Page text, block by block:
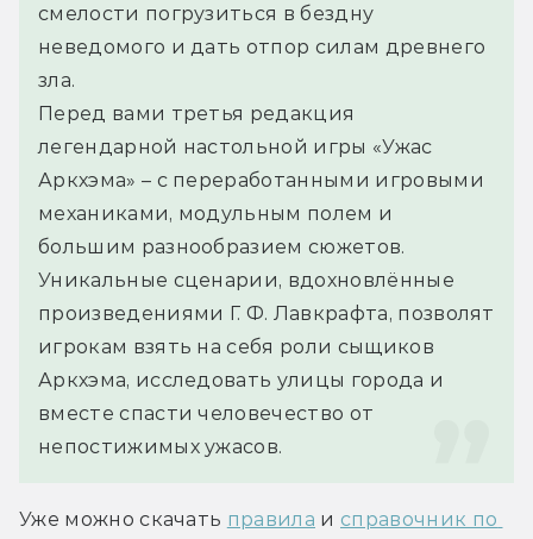
смелости погрузиться в бездну
неведомого и дать отпор силам древнего
зла.
Перед вами третья редакция
легендарной настольной игры «Ужас
Аркхэма» – с переработанными игровыми
механиками, модульным полем и
большим разнообразием сюжетов.
Уникальные сценарии, вдохновлённые
произведениями Г. Ф. Лавкрафта, позволят
игрокам взять на себя роли сыщиков
Аркхэма, исследовать улицы города и
вместе спасти человечество от
непостижимых ужасов.
Уже можно скачать правила и справочник по